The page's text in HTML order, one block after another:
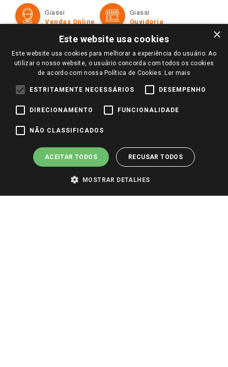
Cartão Giassi
Televendas
Notícias
Perguntas frequentes
Identidade Visual
Formas de Pagamento
Trocas e Devoluções
Giassi
Giassi
Redes Sociais
Pagamento e Segurança
×
Este website usa cookies
Este website usa cookies para melhorar a experiência do usuário. Ao
utilizar o nosso website, o usuário concorda com todos os cookies
de acordo com nossa Política de Cookies. Ler mais
ESTRITAMENTE NECESSÁRIOS DESEMPENHO
DIRECIONAMENTO FUNCIONALIDADE
NÃO CLASSIFICADOS
ACEITAR TODOS RECUSAR TODOS
MOSTRAR DETALHES